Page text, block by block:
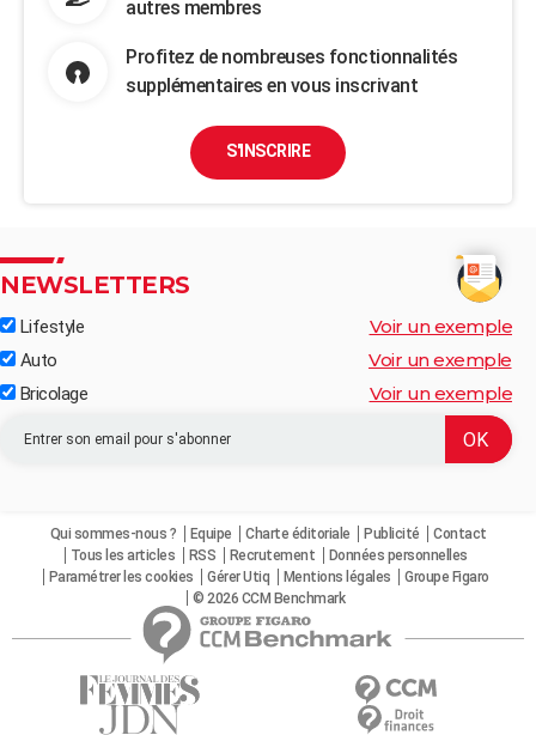
autres membres
Profitez de nombreuses fonctionnalités
supplémentaires en vous inscrivant
S'INSCRIRE
NEWSLETTERS
Lifestyle Voir un exemple
Auto Voir un exemple
Bricolage Voir un exemple
Qui sommes-nous ? Equipe Charte éditoriale Publicité
Contact
Tous les articles
RSS Recrutement
Données personnelles
Paramétrer les cookies
Gérer Utiq Mentions légales
Groupe Figaro
© 2026 CCM Benchmark